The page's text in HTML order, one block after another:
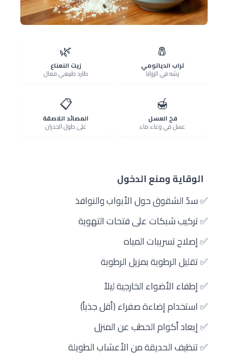
🧂
تراب الدياتومي
رشه في الزوايا
🌿
زيت النعناع
طارد طبيعي فعال
🍯
فخ العسل
عسل في وعاء ماء
📋
المصائد اللاصقة
على طول الجدران
الوقاية ومنع الدخول
✅ سدّ الشقوق حول الأبواب والنوافذ
✅ تركيب شبكات على فتحات التهوية
✅ إصلاح تسريبات المياه
✅ تقليل الرطوبة بمزيل الرطوبة
✅ إطفاء الأضواء الخارجية ليلاً
✅ استخدام إضاءة صفراء (أقل جذباً)
✅ إبعاد أكوام الحطب عن المنزل
✅ تنظيف الحديقة من الأعشاب الطويلة